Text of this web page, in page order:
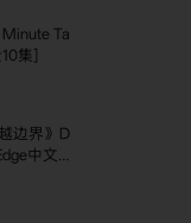
Ta
集]
边界》D
中文